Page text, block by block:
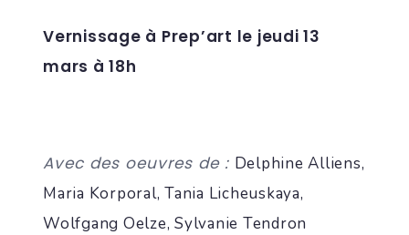
Vernissage à Prep’art le jeudi 13
mars à 18h
Avec des oeuvres de : Delphine Alliens,
Maria Korporal, Tania Licheuskaya,
Wolfgang Oelze, Sylvanie Tendron